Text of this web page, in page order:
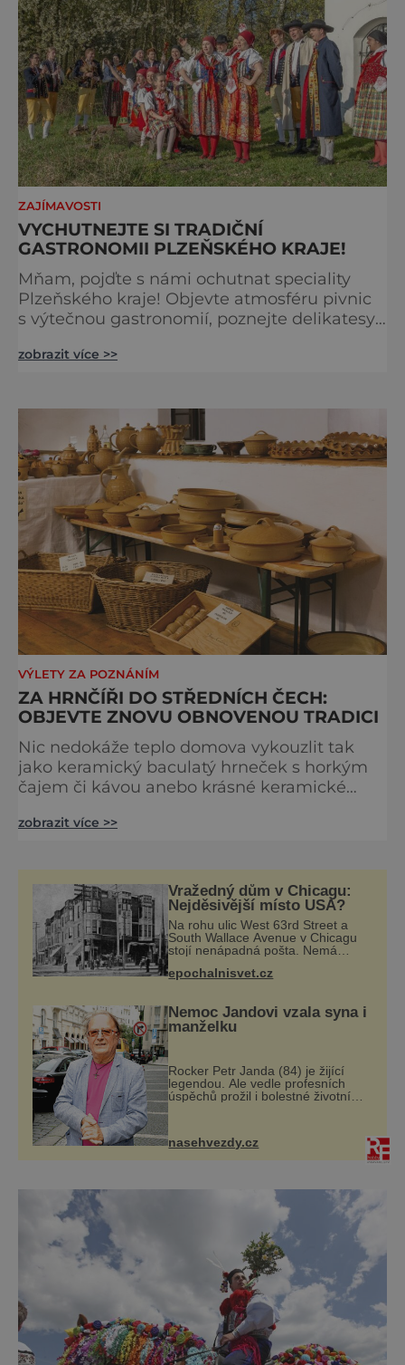
ZAJÍMAVOSTI
VYCHUTNEJTE SI TRADIČNÍ
GASTRONOMII PLZEŇSKÉHO KRAJE!
Mňam, pojďte s námi ochutnat speciality
Plzeňského kraje! Objevte atmosféru pivnic
s výtečnou gastronomií, poznejte delikatesy
koláče i křimické zelí, špekové a jiné
chodských jídel je prostá a vychází z
nejlevnějších dostupných surovin, především
brambor, mouky a zelí. Na
zobrazit více >>
VÝLETY ZA POZNÁNÍM
ZA HRNČÍŘI DO STŘEDNÍCH ČECH:
OBJEVTE ZNOVU OBNOVENOU TRADICI
Nic nedokáže teplo domova vykouzlit tak
jako keramický baculatý hrneček s horkým
čajem či kávou anebo krásné keramické
předci po dlouhá staletí, její kouzlo
do dílen, kde si můžete umění keramických
mistrů sami vyzkoušet, do muzeí anebo
třeba na oblíbené keramické trhy.
zobrazit více >>
Vražedný dům v Chicagu:
Nejděsivější místo USA?
Na rohu ulic West 63rd Street a
South Wallace Avenue v Chicagu
stojí nenápadná pošta. Nemá
desku. A přesto prý místní
epochalnisvet.cz
Nemoc Jandovi vzala syna i
manželku
Rocker Petr Janda (84) je žijící
legendou. Ale vedle profesních
úspěchů prožil i bolestné životní
se můž
nasehvezdy.cz